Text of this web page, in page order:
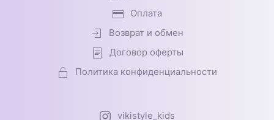
Оплата
Возврат и обмен
Договор оферты
Политика конфиденциальности
vikistyle_kids